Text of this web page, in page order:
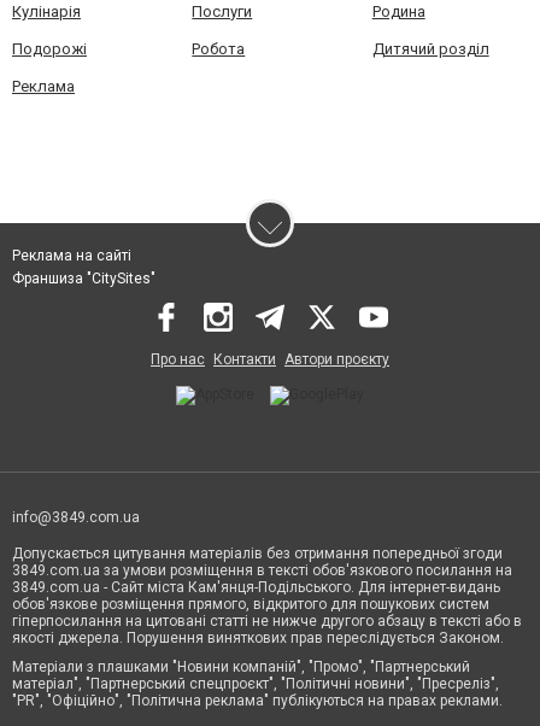
Кулінарія Послуги Родина
Подорожі Робота Дитячий розділ
Реклама
Реклама на сайті
Франшиза "CitySites"
Про нас Контакти Автори проєкту
info@3849.com.ua
Допускається цитування матеріалів без отримання попередньої згоди
3849.com.ua за умови розміщення в тексті обов'язкового посилання на
3849.com.ua - Сайт міста Кам'янця-Подільського. Для інтернет-видань
обов'язкове розміщення прямого, відкритого для пошукових систем
гіперпосилання на цитовані статті не нижче другого абзацу в тексті або в
якості джерела. Порушення виняткових прав переслідується Законом.
Матеріали з плашками "Новини компаній", "Промо", "Партнерський
матеріал", "Партнерський спецпроєкт", "Політичні новини", "Пресреліз",
"PR", "Офіційно", "Політична реклама" публікуються на правах реклами.